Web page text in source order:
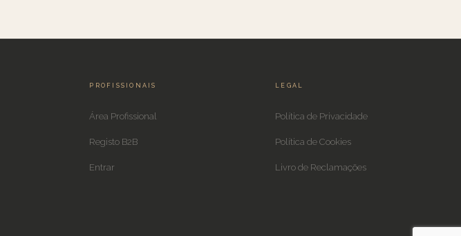
PROFISSIONAIS
Área Profissional
Registo B2B
Entrar
LEGAL
Política de Privacidade
Política de Cookies
Livro de Reclamações